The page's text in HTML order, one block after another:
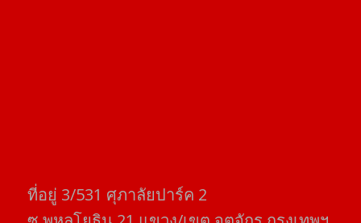
ที่อยู่​ 3/531​ ศุภาลัยปาร์ค​ 2